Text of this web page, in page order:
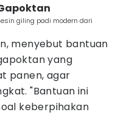
giling padi modern dari
menyebut bantuan
yang
panen, agar
"Bantuan ini
keberpihakan